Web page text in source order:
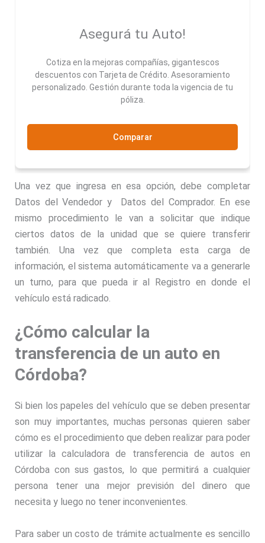
Asegurá tu Auto!
Cotiza en la mejoras compañías, gigantescos
descuentos con Tarjeta de Crédito. Asesoramiento
personalizado. Gestión durante toda la vigencia de tu
póliza.
Comparar
Una vez que ingresa en esa opción, debe completar
Datos del Vendedor y Datos del Comprador. En ese
mismo procedimiento le van a solicitar que indique
ciertos datos de la unidad que se quiere transferir
también. Una vez que completa esta carga de
información, el sistema automáticamente va a generarle
un turno, para que pueda ir al Registro en donde el
vehículo está radicado.
¿Cómo calcular la
transferencia de un auto en
Córdoba?
Si bien los papeles del vehículo que se deben presentar
son muy importantes, muchas personas quieren saber
cómo es el procedimiento que deben realizar para poder
utilizar la calculadora de transferencia de autos en
Córdoba con sus gastos, lo que permitirá a cualquier
persona tener una mejor previsión del dinero que
necesita y luego no tener inconvenientes.
Para saber un costo de trámite actualmente es sencillo